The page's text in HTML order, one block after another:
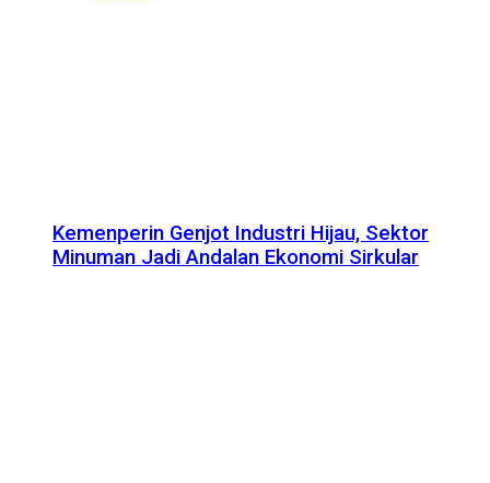
Kemenperin Genjot Industri Hijau, Sektor
Minuman Jadi Andalan Ekonomi Sirkular